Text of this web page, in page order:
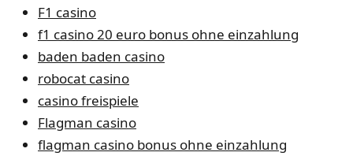
F1 casino
f1 casino 20 euro bonus ohne einzahlung
baden baden casino
robocat casino
casino freispiele
Flagman casino
flagman casino bonus ohne einzahlung